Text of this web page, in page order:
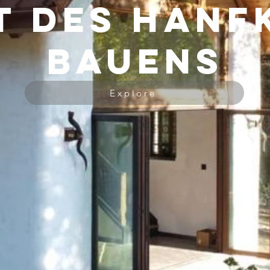
des
Bauens
Explore